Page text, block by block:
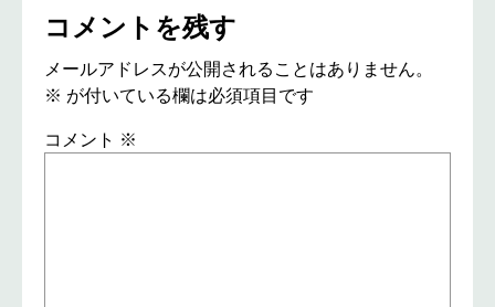
コメントを残す
メールアドレスが公開されることはありません。
※ が付いている欄は必須項目です
コメント ※